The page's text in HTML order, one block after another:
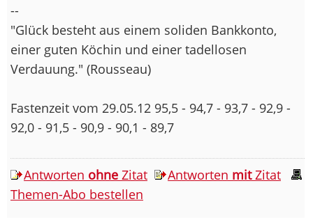
--
"Glück besteht aus einem soliden Bankkonto,
einer guten Köchin und einer tadellosen
Verdauung." (Rousseau)
Fastenzeit vom 29.05.12 95,5 - 94,7 - 93,7 - 92,9 -
92,0 - 91,5 - 90,9 - 90,1 - 89,7
Antworten ohne Zitat Antworten mitZitat
Themen-Abo bestellen